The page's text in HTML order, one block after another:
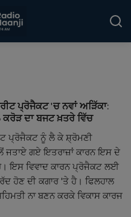
ਪ੍ਰੋਜੈਕਟ 'ਚ ਨਵਾਂ ਅੜਿੱਕਾ:
ਦਾ ਬਜਟ ਖ਼ਤਰੇ ਵਿੱਚ
ਪ੍ਰੋਜੈਕਟ ਨੂੰ ਲੈ ਕੇ ਸ਼੍ਰੋਮਣੀ
ਜਤਾਏ ਗਏ ਇਤਰਾਜ਼ਾਂ ਕਾਰਨ ਇਸ ਦੇ
ਇਸ ਵਿਵਾਦ ਕਾਰਨ ਪ੍ਰੋਜੈਕਟ ਲਈ
ਹੋਣ ਦੀ ਕਗਾਰ 'ਤੇ ਹੈ। ਫਿਲਹਾਲ
ਨਾ ਬਣਨ ਕਰਕੇ ਵਿਕਾਸ ਕਾਰਜ